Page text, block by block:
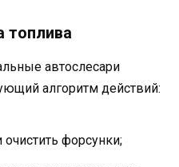
топлива
автослесари
алгоритм действий:
форсунки;